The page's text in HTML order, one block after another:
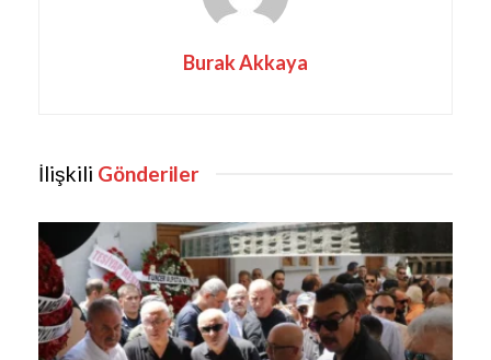
Burak Akkaya
İlişkili Gönderiler